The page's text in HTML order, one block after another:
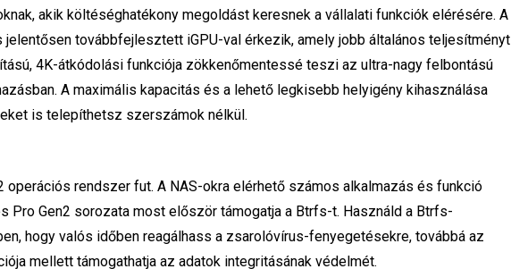
akik költéséghatékony megoldást keresnek a vállalati funkciók elérésére. A
jelentősen továbbfejlesztett iGPU-val érkezik, amely jobb általános teljesítményt
4K-átkódolási funkciója zökkenőmentessé teszi az ultra-nagy felbontású
A maximális kapacitás és a lehető legkisebb helyigény kihasználása
is telepíthetsz szerszámok nélkül.
operációs rendszer fut. A NAS-okra elérhető számos alkalmazás és funkció
Pro Gen2 sorozata most először támogatja a Btrfs-t. Használd a Btrfs-
hogy valós időben reagálhass a zsarolóvírus-fenyegetésekre, továbbá az
mellett támogathatja az adatok integritásának védelmét.